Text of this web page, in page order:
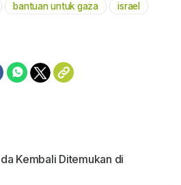
bantuan untuk gaza israel
Kembali Ditemukan di